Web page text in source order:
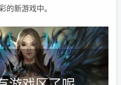
的新游戏中。